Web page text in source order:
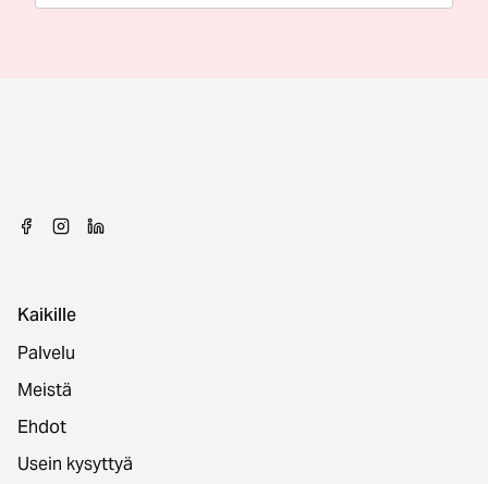
Kaikille
Palvelu
Meistä
Ehdot
Usein kysyttyä